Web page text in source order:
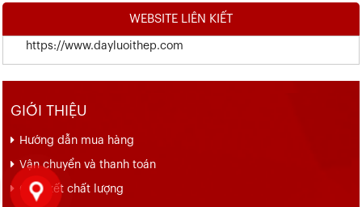
WEBSITE LIÊN KIẾT
https://www.dayluoithep.com
GIỚI THIỆU
Hướng dẫn mua hàng
Vận chuyển và thanh toán
Cam kết chất lượng